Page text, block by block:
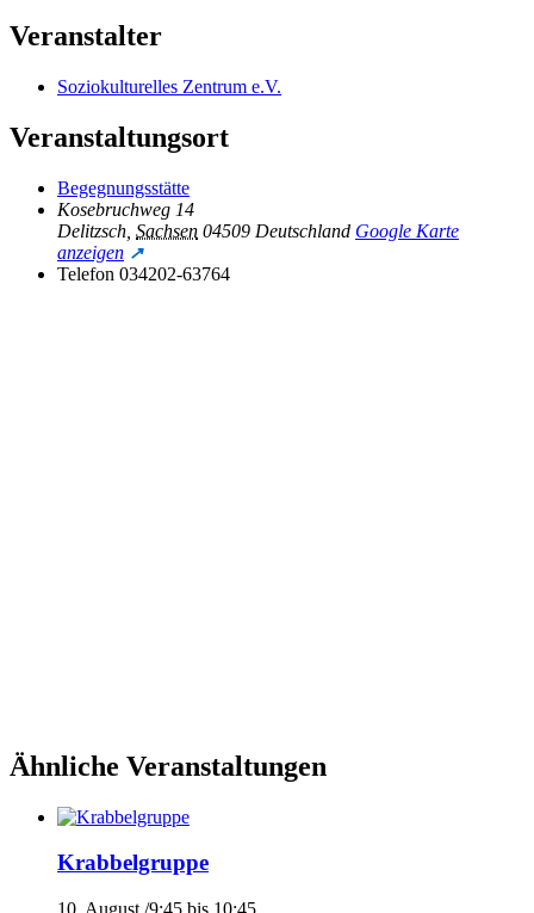
Veranstalter
Soziokulturelles Zentrum e.V.
Veranstaltungsort
Begegnungsstätte
Kosebruchweg 14
Delitzsch Sachsen 04509 Deutschland Google Karte
anzeigen
Telefon 034202-63764
Ähnliche Veranstaltungen
Krabbelgruppe